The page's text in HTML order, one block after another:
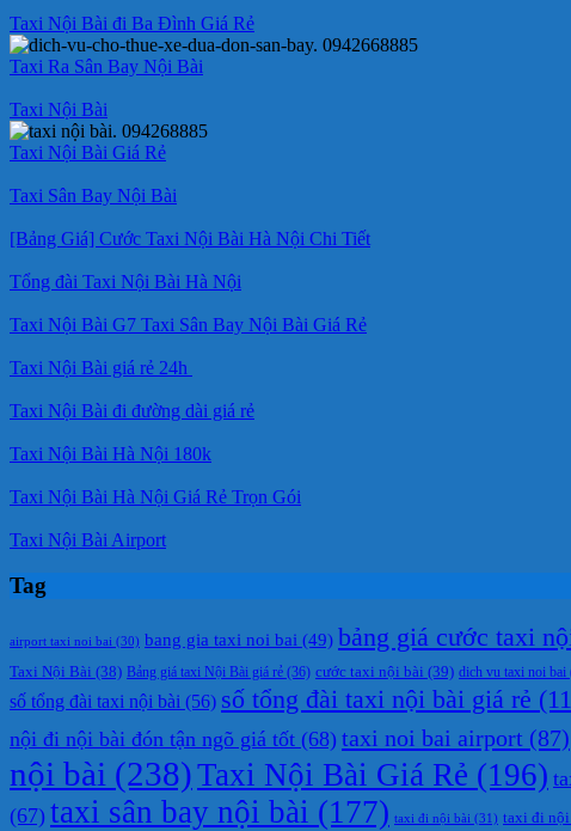
Taxi Nội Bài đi Ba Đình Giá Rẻ
Taxi Ra Sân Bay Nội Bài
Taxi Nội Bài
Taxi Nội Bài Giá Rẻ
Taxi Sân Bay Nội Bài
[Bảng Giá] Cước Taxi Nội Bài Hà Nội Chi Tiết
Tổng đài Taxi Nội Bài Hà Nội
Taxi Nội Bài G7 Taxi Sân Bay Nội Bài Giá Rẻ
Taxi Nội Bài giá rẻ 24h
Taxi Nội Bài đi đường dài giá rẻ
Taxi Nội Bài Hà Nội 180k
Taxi Nội Bài Hà Nội Giá Rẻ Trọn Gói
Taxi Nội Bài Airport
Tag
airport taxi noi bai (30) bang gia taxi noi bai (49) bảng giá cước taxi
Taxi Nội Bài (38) Bảng giá taxi Nội Bài giá rẻ (36) cước taxi nội bài (39) dich vu taxi noi bai
số tổng đài taxi nội bài (56) số tổng đài taxi nội bài giá rẻ
nội đi nội bài đón tận ngõ giá tốt (68) taxi noi bai airport (87)
nội bài (238)Taxi Nội Bài Giá Rẻ (196)
(67) taxi sân bay nội bài (177) taxi đi nội bài (31) taxi đi nội